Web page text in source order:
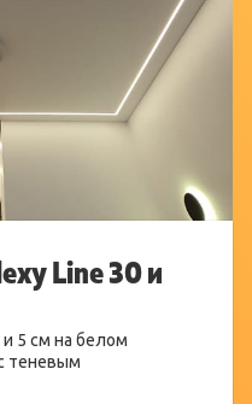
Line 30 и
5 см на белом
теневым